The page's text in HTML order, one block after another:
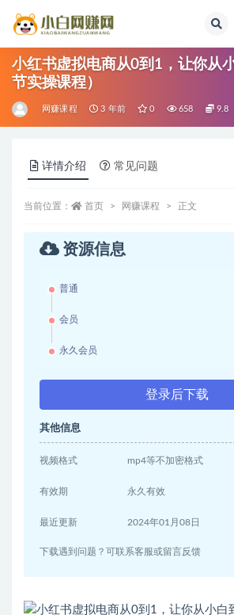
小红书虚拟电商从0到1，让你从
节实操课程）
网赚课程 3 年前 0 658 9.8
详情介绍 常见问题
当前位置： 首页 网赚课程 正文
资源信息
普通
会员
永久会员
登录后下载
其他信息
视频格式 mp4等不加密格式
有效期 永久有效
最近更新 2024年01月08日
下载遇到问题？可联系客服或留言反馈